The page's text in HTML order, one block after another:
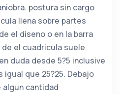
postura sin cargo
llena sobre partes
el diseno o en la barra
el cuadricula suele
duda desde 5?5 inclusive
que 25?25. Debajo
cantidad